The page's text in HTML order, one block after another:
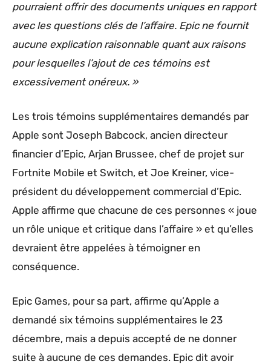
pourraient offrir des documents uniques en rapport
avec les questions clés de l’affaire. Epic ne fournit
aucune explication raisonnable quant aux raisons
pour lesquelles l’ajout de ces témoins est
excessivement onéreux. »
Les trois témoins supplémentaires demandés par
Apple sont Joseph Babcock, ancien directeur
financier d’Epic, Arjan Brussee, chef de projet sur
Fortnite Mobile et Switch, et Joe Kreiner, vice-
président du développement commercial d’Epic.
Apple affirme que chacune de ces personnes « joue
un rôle unique et critique dans l’affaire » et qu’elles
devraient être appelées à témoigner en
conséquence.
Epic Games, pour sa part, affirme qu’Apple a
demandé six témoins supplémentaires le 23
décembre, mais a depuis accepté de ne donner
suite à aucune de ces demandes. Epic dit avoir